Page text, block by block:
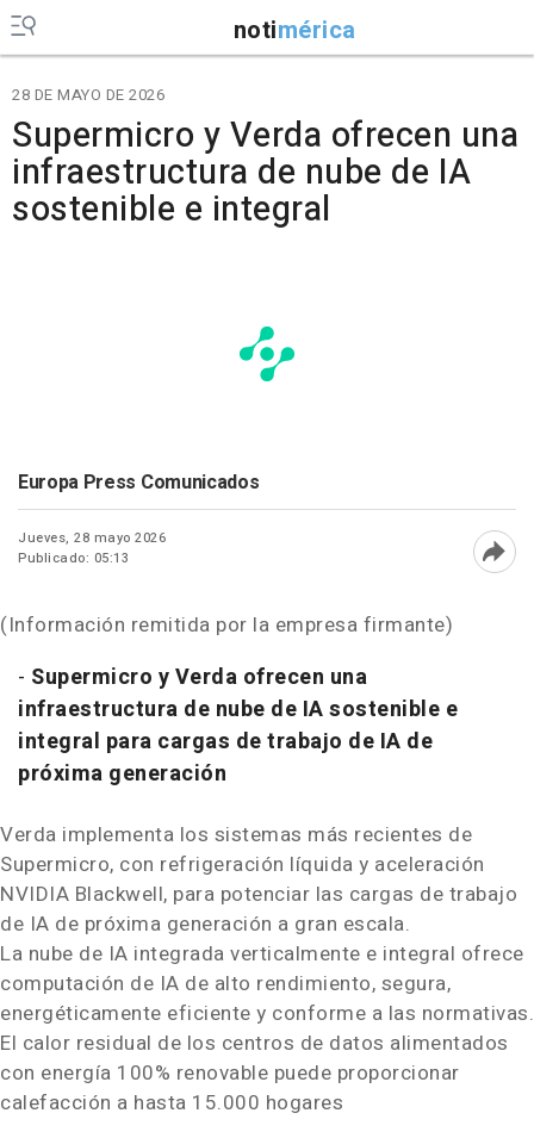
notimérica
28 DE MAYO DE 2026
Supermicro y Verda ofrecen una
infraestructura de nube de IA
sostenible e integral
Europa Press Comunicados
Jueves, 28 mayo 2026
Publicado: 05:13
(Información remitida por la empresa firmante)
- Supermicro y Verda ofrecen una
infraestructura de nube de IA sostenible e
integral para cargas de trabajo de IA de
próxima generación
Verda implementa los sistemas más recientes de
Supermicro, con refrigeración líquida y aceleración
NVIDIA Blackwell, para potenciar las cargas de trabajo
de IA de próxima generación a gran escala.
La nube de IA integrada verticalmente e integral ofrece
computación de IA de alto rendimiento, segura,
energéticamente eficiente y conforme a las normativas.
El calor residual de los centros de datos alimentados
con energía 100% renovable puede proporcionar
calefacción a hasta 15.000 hogares